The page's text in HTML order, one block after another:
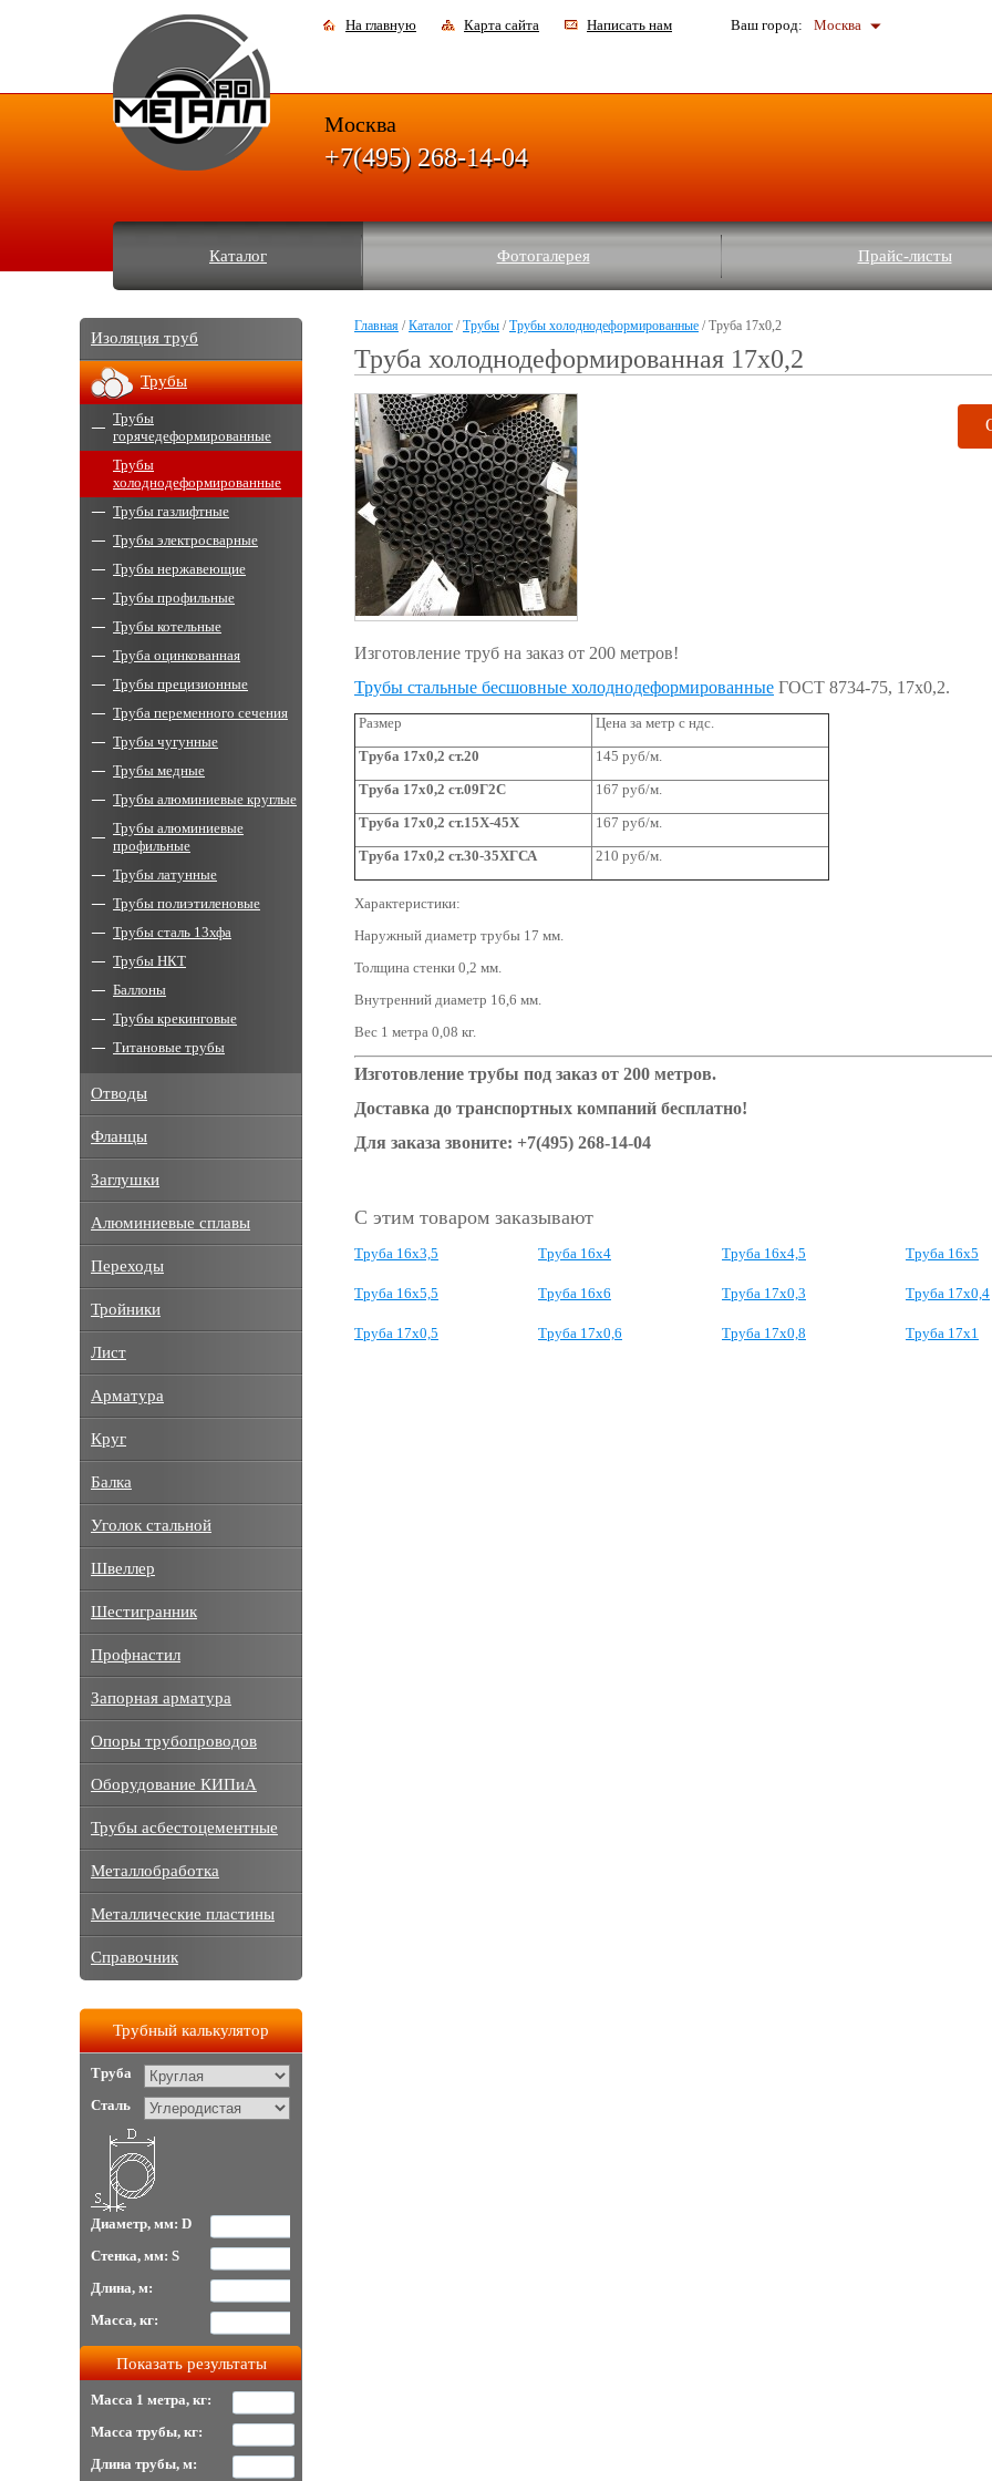
На главную Карта сайта Написать нам Ваш город: Москва
Каталог Фотогалерея Прайс-листы
Москва
+7(495) 268-14-04
Главная /Каталог /Трубы /Трубы холоднодеформированные / Труба 17х0,2
Труба холоднодеформированная 17х0,2
Изготовление труб на заказ от 200 метров!
Трубы стальные бесшовные холоднодеформированные ГОСТ 8734-75, 17х0,2.
Размер
Цена за метр с ндс.
Труба 17х0,2 ст.20
145 руб/м.
Труба 17х0,2 ст.09Г2С
167 руб/м.
Труба 17х0,2 ст.15Х-45Х
167 руб/м.
Труба 17х0,2 ст.30-35ХГСА
210 руб/м.
Характеристики:
Наружный диаметр трубы 17 мм.
Толщина стенки 0,2 мм.
Внутренний диаметр 16,6 мм.
Вес 1 метра 0,08 кг.
Изготовление трубы под заказ от 200 метров.
Доставка до транспортных компаний бесплатно!
Для заказа звоните: +7(495) 268-14-04
С этим товаром заказывают
Труба 16х3,5 Труба 16х4 Труба 16х4,5 Труба 16х5
Труба 16х5,5 Труба 16х6 Труба 17х0,3 Труба 17х0,4
Труба 17х0,5 Труба 17х0,6 Труба 17х0,8 Труба 17х1
Изоляция труб
Трубы
Трубы
горячедеформированные
Трубы
холоднодеформированные
Трубы газлифтные
Трубы электросварные
Трубы нержавеющие
Трубы профильные
Трубы котельные
Труба оцинкованная
Трубы прецизионные
Труба переменного сечения
Трубы чугунные
Трубы медные
Трубы алюминиевые круглые
Трубы алюминиевые
профильные
Трубы латунные
Трубы полиэтиленовые
Трубы сталь 13хфа
Трубы НКТ
Баллоны
Трубы крекинговые
Титановые трубы
Отводы
Фланцы
Заглушки
Алюминиевые сплавы
Переходы
Тройники
Лист
Арматура
Круг
Балка
Уголок стальной
Швеллер
Шестигранник
Профнастил
Запорная арматура
Опоры трубопроводов
Оборудование КИПиА
Трубы асбестоцементные
Металлобработка
Металлические пластины
Справочник
Трубный калькулятор
Труба
Сталь
Диаметр, мм: D
Стенка, мм: S
Длина, м:
Масса, кг:
Масса 1 метра, кг:
Масса трубы, кг:
Длина трубы, м: